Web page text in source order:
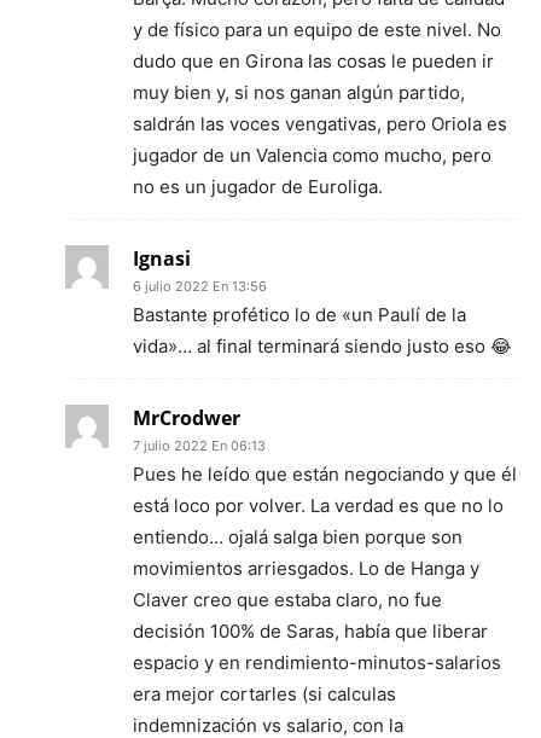
y de físico para un equipo de este nivel. No
dudo que en Girona las cosas le pueden ir
muy bien y, si nos ganan algún partido,
saldrán las voces vengativas, pero Oriola es
jugador de un Valencia como mucho, pero
no es un jugador de Euroliga.
Ignasi
6 julio 2022 En 13:56
Bastante profético lo de «un Paulí de la
vida»… al final terminará siendo justo eso 😂
MrCrodwer
7 julio 2022 En 06:13
Pues he leído que están negociando y que él
está loco por volver. La verdad es que no lo
entiendo… ojalá salga bien porque son
movimientos arriesgados. Lo de Hanga y
Claver creo que estaba claro, no fue
decisión 100% de Saras, había que liberar
espacio y en rendimiento-minutos-salarios
era mejor cortarles (si calculas
indemnización vs salario, con la